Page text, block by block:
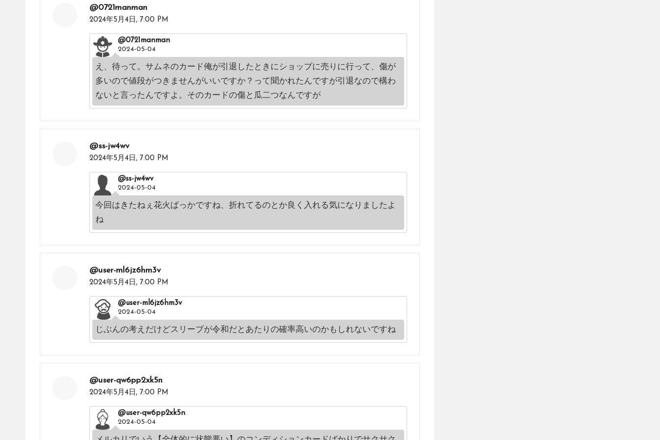
@0721manman
2024年5月4日, 7:00 PM
@0721manman
2024-05-04
え、待って。サムネのカード俺が引退したときにショップに売りに行って、傷が
多いので値段がつきませんがいいですか？って聞かれたんですが引退なので構わ
ないと言ったんですよ。そのカードの傷と瓜二つなんですが
@ss-jw4wv
2024年5月4日, 7:00 PM
@ss-jw4wv
2024-05-04
今回はきたねぇ花火ばっかですね、折れてるのとか良く入れる気になりましたよ
ね
@user-ml6jz6hm3v
2024年5月4日, 7:00 PM
@user-ml6jz6hm3v
2024-05-04
じぶんの考えだけどスリーブが令和だとあたりの確率高いのかもしれないですね
@user-qw6pp2xk5n
2024年5月4日, 7:00 PM
@user-qw6pp2xk5n
2024-05-04